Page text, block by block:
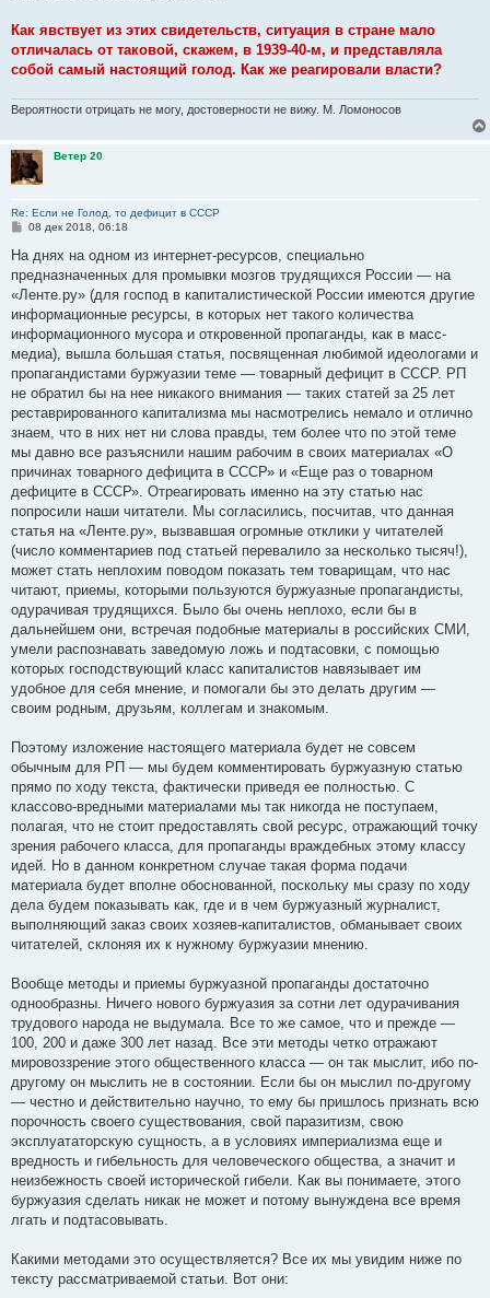
Как явствует из этих свидетельств, ситуация в стране мало
отличалась от таковой, скажем, в 1939-40-м, и представляла
собой самый настоящий голод. Как же реагировали власти?
Вероятности отрицать не могу, достоверности не вижу. М. Ломоносов
Ветер 20
Re: Если не Голод, то дефицит в СССР
С
о
щ
е
и
е
08 дек 2018, 06:18
На днях на одном из интернет-ресурсов, специально
предназначенных для промывки мозгов трудящихся России — на
«Ленте.ру» (для господ в капиталистической России имеются другие
информационные ресурсы, в которых нет такого количества
информационного мусора и откровенной пропаганды, как в масс-
медиа), вышла большая статья, посвященная любимой идеологами и
пропагандистами буржуазии теме — товарный дефицит в СССР. РП
не обратил бы на нее никакого внимания — таких статей за 25 лет
реставрированного капитализма мы насмотрелись немало и отлично
знаем, что в них нет ни слова правды, тем более что по этой теме
мы давно все разъяснили нашим рабочим в своих материалах «О
причинах товарного дефицита в СССР» и «Еще раз о товарном
дефиците в СССР». Отреагировать именно на эту статью нас
попросили наши читатели. Мы согласились, посчитав, что данная
статья на «Ленте.ру», вызвавшая огромные отклики у читателей
(число комментариев под статьей перевалило за несколько тысяч!),
может стать неплохим поводом показать тем товарищам, что нас
читают, приемы, которыми пользуются буржуазные пропагандисты,
одурачивая трудящихся. Было бы очень неплохо, если бы в
дальнейшем они, встречая подобные материалы в российских СМИ,
умели распознавать заведомую ложь и подтасовки, с помощью
которых господствующий класс капиталистов навязывает им
удобное для себя мнение, и помогали бы это делать другим —
своим родным, друзьям, коллегам и знакомым.
Поэтому изложение настоящего материала будет не совсем
обычным для РП — мы будем комментировать буржуазную статью
прямо по ходу текста, фактически приведя ее полностью. С
классово-вредными материалами мы так никогда не поступаем,
полагая, что не стоит предоставлять свой ресурс, отражающий точку
зрения рабочего класса, для пропаганды враждебных этому классу
идей. Но в данном конкретном случае такая форма подачи
материала будет вполне обоснованной, поскольку мы сразу по ходу
дела будем показывать как, где и в чем буржуазный журналист,
выполняющий заказ своих хозяев-капиталистов, обманывает своих
читателей, склоняя их к нужному буржуазии мнению.
Вообще методы и приемы буржуазной пропаганды достаточно
однообразны. Ничего нового буржуазия за сотни лет одурачивания
трудового народа не выдумала. Все то же самое, что и прежде —
100, 200 и даже 300 лет назад. Все эти методы четко отражают
мировоззрение этого общественного класса — он так мыслит, ибо по-
другому он мыслить не в состоянии. Если бы он мыслил по-другому
— честно и действительно научно, то ему бы пришлось признать всю
порочность своего существования, свой паразитизм, свою
эксплуататорскую сущность, а в условиях империализма еще и
вредность и гибельность для человеческого общества, а значит и
неизбежность своей исторической гибели. Как вы понимаете, этого
буржуазия сделать никак не может и потому вынуждена все время
лгать и подтасовывать.
Какими методами это осуществляется? Все их мы увидим ниже по
тексту рассматриваемой статьи. Вот они: